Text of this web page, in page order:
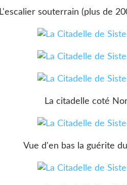
L'escalier souterrain (plus de
La citadelle coté
Vue d'en bas la guérite